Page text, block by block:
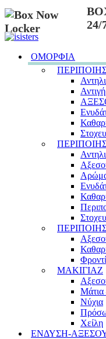
24/
ΟΜΟΡΦΙΑ
ΜΑΚΙΓΙΑΖ
Μάτια
Νύχια
Χείλη
ΕΝΔΥΣΗ-